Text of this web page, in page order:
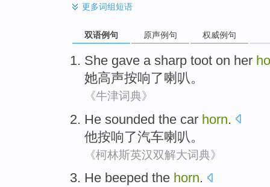
更多词组短语
双语例句 原声例句 权威例句
She gave a sharp toot on her
她高声按响了喇叭。
《牛津词典》
He sounded the car horn.
他按响了汽车喇叭 。
《柯林斯英汉双解大词典》
He beeped the horn.